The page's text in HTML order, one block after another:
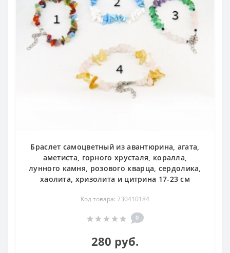
Браслет самоцветный из авантюрина, агата,
аметиста, горного хрусталя, коралла,
лунного камня, розового кварца, сердолика,
хаолита, хризолита и цитрина 17-23 см
Код товара: 730410184
0
280 руб.